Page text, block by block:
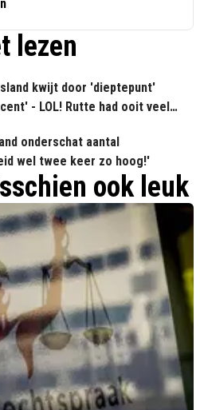
lezen
kwijt door 'dieptepunt'
- LOL! Rutte had ooit veel
onderschat aantal
wel twee keer zo hoog!'
ook leuk